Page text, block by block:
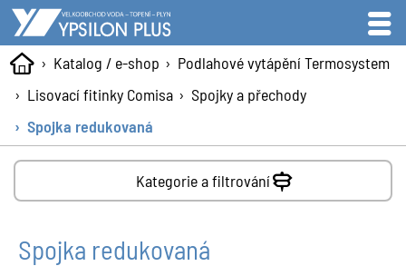
Katalog / e-shop
Podlahové vytápění Termosystem
Lisovací fitinky Comisa
Spojky a přechody
Spojka redukovaná
Kategorie a filtrování
Spojka redukovaná